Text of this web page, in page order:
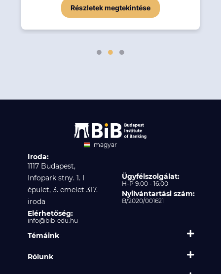
Részletek megtekintése
magyar
Iroda:
1117 Budapest,
Infopark stny. 1. I
épület, 3. emelet 317.
iroda
Elérhetőség:
info@bib-edu.hu
Ügyfélszolgálat:
H-P 9:00 - 16:00
Nyilvántartási szám:
B/2020/001621
Témáink
Rólunk